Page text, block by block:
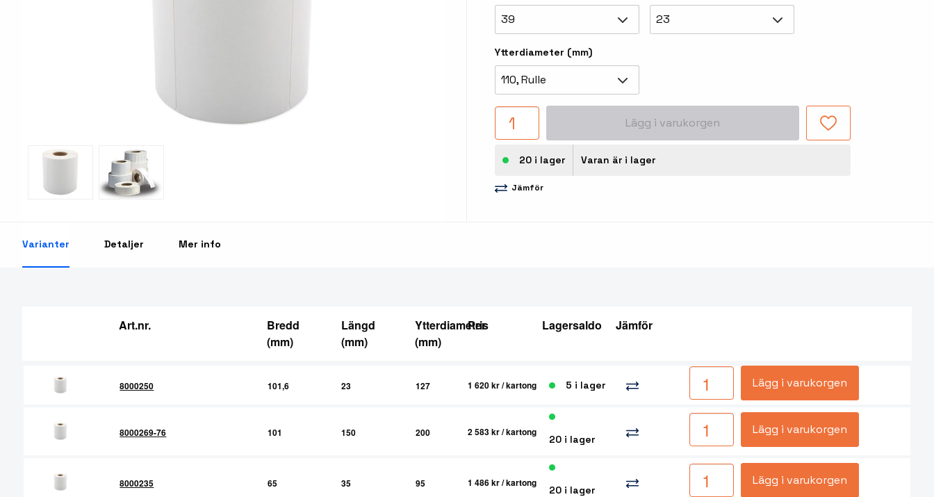
Tillbehör truckdatorer
och pekskärmar
RFID Handdatorer
RFID Etiketter
Fasta RFID Läsare
RFID Streckkodsläsare
PC-serien
39 23
Ytterdiameter (mm)
110, Rulle
Lägg i varukorgen
20 i lager Varan är i lager
Jämför
Varianter Detaljer Mer info
Art.nr.
Bredd
(mm)
Längd
(mm)
Ytterdiameter
(mm)
Pris Lagersaldo Jämför
8000250 101,6 23 127 1 620 kr/ kartong 5 i lager Lägg i varukorgen
8000269-76 101 150 200 2 583 kr/ kartong
20 i lager
Lägg i varukorgen
8000235 65 35 95 1 486 kr/ kartong
20 i lager
Lägg i varukorgen